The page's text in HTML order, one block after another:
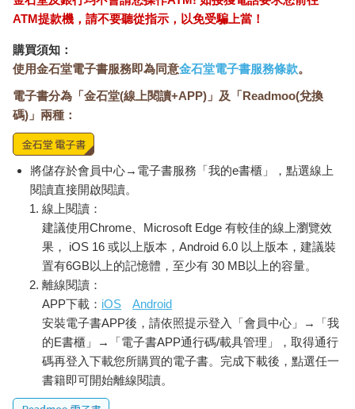
ATM提款機，請不要聽從指示，以免受騙上當！
購買須知：
使用金石堂電子書服務即為同意金石堂電子書服務條款。
電子書分為「金石堂(線上閱讀+APP)」及「Readmoo(兌換
碼)」兩種：
將儲存於會員中心→電子書服務「我的e書櫃」，點選線上
閱讀直接開啟閱讀。
線上閱讀：
建議使用Chrome、Microsoft Edge 有較佳的線上瀏覽效
果， iOS 16 或以上版本，Android 6.0 以上版本，建議裝
置有6GB以上的記憶體，至少有 30 MB以上的容量。
離線閱讀：
APP下載： iOS
Android
安裝電子書APP後，請依照提示登入「會員中心」→「我
的E書櫃」→「電子書APP通行碼/載具管理」，取得通行
碼再登入下載您所購買的電子書。完成下載後，點選任一
書籍即可開始離線閱讀。